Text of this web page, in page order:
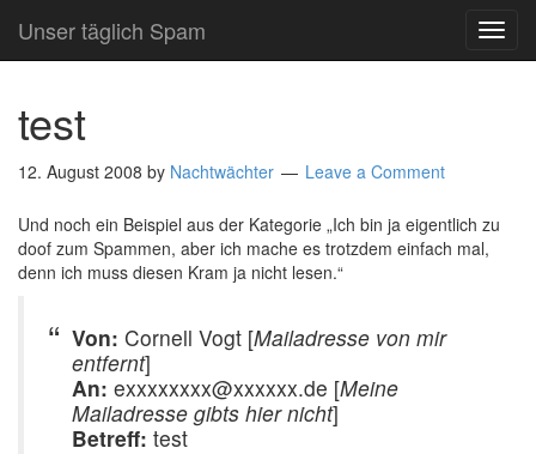
Unser täglich Spam
test
12. August 2008 by Nachtwächter Leave a Comment
Und noch ein Beispiel aus der Kategorie „Ich bin ja eigentlich zu
doof zum Spammen, aber ich mache es trotzdem einfach mal,
denn ich muss diesen Kram ja nicht lesen.“
Von: Cornell Vogt [Mailadresse von mir
entfernt]
An: exxxxxxxx@xxxxxx.de [Meine
Mailadresse gibts hier nicht]
Betreff: test